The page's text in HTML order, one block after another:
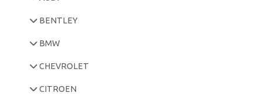
BENTLEY
BMW
CHEVROLET
CITROEN